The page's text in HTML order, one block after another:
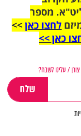
מספר
לחצו כאן>>
כאן >>
/ עלינו לשבח?